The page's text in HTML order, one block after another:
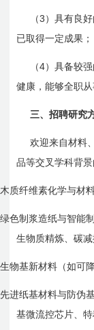
（3 ）具有良
已取得一定成果；
（4）具备较
健康，能够全职
三、招聘研究
欢迎来自材料
品等交叉学科背
木质纤维素化学与材
绿色制浆造纸与智能
生物质精炼、碳减
生物基新材料（如可
先进纸基材料与防伪
基微流控芯片、特